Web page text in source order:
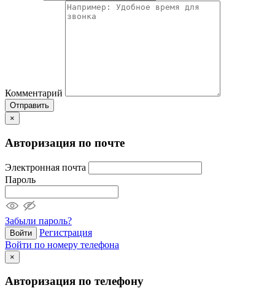
Комментарий
Отправить
×
Авторизация по почте
Электронная почта
Пароль
Забыли пароль?
Войти
Регистрация
Войти по номеру телефона
×
Авторизация по телефону